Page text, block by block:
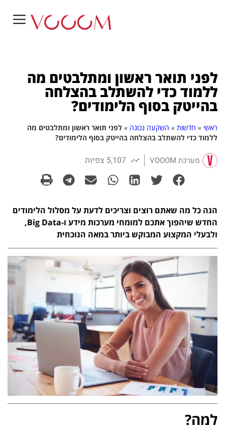
לפני תואר ראשון ומתלבטים מה
ללמוד כדי להשתלב בהצלחה
בהייטק בסוף הלימודים?
ראשי » חדשות » השקעה נכונה » לפני תואר ראשון ומתלבטים מה
ללמוד כדי להשתלב בהצלחה בהייטק בסוף הלימודים?
מערכת VOOOM 5,107 צפיות
הנה כל מה שאתם רוצים וצריכים לדעת על מסלול הלימודים
החדש שיהפוך אתכם למומחי מערכות מידע ו-Big Data,
ולבעלי המקצוע המבוקש ביותר במאה הנוכחית
למה?